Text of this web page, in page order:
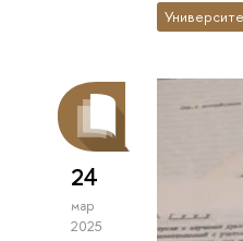
24
мар
2025